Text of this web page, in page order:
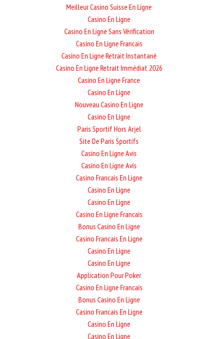
Meilleur Casino Suisse En Ligne
Casino En Ligne
Casino En Ligne Sans Vérification
Casino En Ligne Francais
Casino En Ligne Retrait Instantané
Casino En Ligne Retrait Immédiat 2026
Casino En Ligne France
Casino En Ligne
Nouveau Casino En Ligne
Casino En Ligne
Paris Sportif Hors Arjel
Site De Paris Sportifs
Casino En Ligne Avis
Casino En Ligne Avis
Casino Francais En Ligne
Casino En Ligne
Casino En Ligne
Casino En Ligne Francais
Bonus Casino En Ligne
Casino Francais En Ligne
Casino En Ligne
Casino En Ligne
Application Pour Poker
Casino En Ligne Francais
Bonus Casino En Ligne
Casino Francais En Ligne
Casino En Ligne
Casino En Ligne